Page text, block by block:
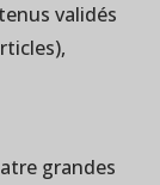
validés
grandes